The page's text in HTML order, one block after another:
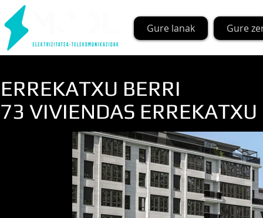
Gure lanak Gure
ERREKATXU BERRI
73 VIVIENDAS